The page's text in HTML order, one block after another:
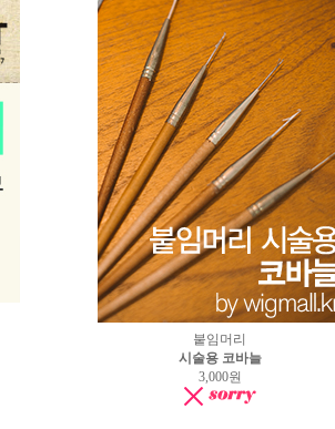
붙임머리
시술용 코바늘
3,000원